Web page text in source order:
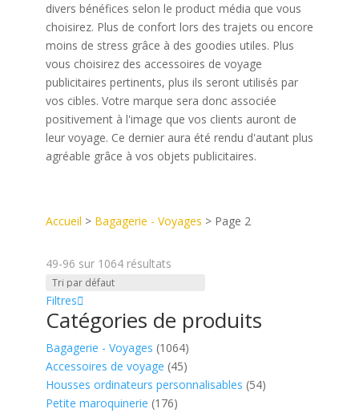
divers bénéfices selon le product média que vous
choisirez. Plus de confort lors des trajets ou encore
moins de stress grâce à des goodies utiles. Plus
vous choisirez des accessoires de voyage
publicitaires pertinents, plus ils seront utilisés par
vos cibles. Votre marque sera donc associée
positivement à l'image que vos clients auront de
leur voyage. Ce dernieraura été rendu d'autant plus
agréable grâce à vos objets publicitaires.
Accueil > Bagagerie - Voyages > Page 2
49-96 sur 1064résultats
Filtres
Catégories de produits
Bagagerie - Voyages (1064)
Accessoires de voyage (45)
Housses ordinateurs personnalisables (54)
Petite maroquinerie (176)